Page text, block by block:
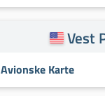
Vest
Avionske Karte